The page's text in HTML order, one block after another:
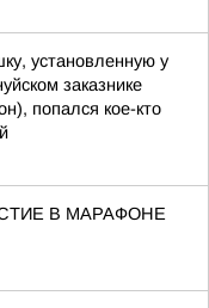
установленную у
заказнике
попался кое-кто
В МАРАФОНЕ